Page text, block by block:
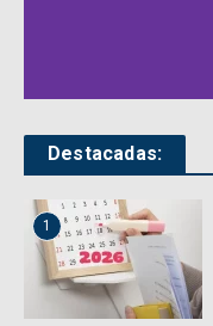
Destacadas:
1